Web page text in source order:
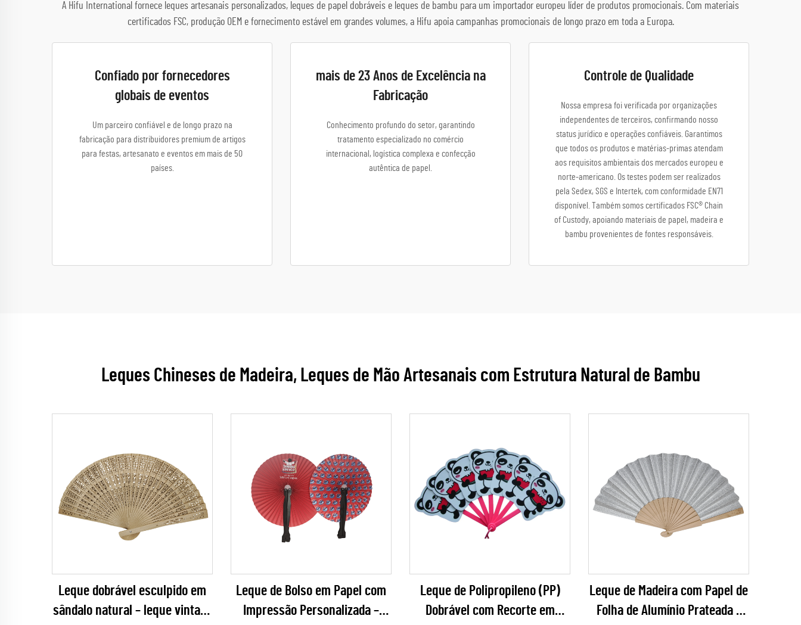
A Hifu International fornece leques artesanais personalizados, leques de papel dobráveis e leques de bambu para um importador europeu líder de produtos promocionais. Com materiais
certificados FSC, produção OEM e fornecimento estável em grandes volumes, a Hifu apoia campanhas promocionais de longo prazo em toda a Europa.
Confiado por fornecedores
globais de eventos
Um parceiro confiável e de longo prazo na
fabricação para distribuidores premium de artigos
para festas, artesanato e eventos em mais de 50
países.
mais de 23 Anos de Excelência na
Fabricação
Conhecimento profundo do setor, garantindo
tratamento especializado no comércio
internacional, logística complexa e confecção
autêntica de papel.
Controle de Qualidade
Nossa empresa foi verificada por organizações
independentes de terceiros, confirmando nosso
status jurídico e operações confiáveis. Garantimos
que todos os produtos e matérias-primas atendam
aos requisitos ambientais dos mercados europeu e
norte-americano. Os testes podem ser realizados
pela Sedex, SGS e Intertek, com conformidade EN71
disponível. Também somos certificados FSC® Chain
of Custody, apoiando materiais de papel, madeira e
bambu provenientes de fontes responsáveis.
Leques Chineses de Madeira, Leques de Mão Artesanais com Estrutura Natural de Bambu
Leque dobrável esculpido em
sândalo natural – leque vintage
Leque de Bolso em Papel com
Impressão Personalizada –
Leque de Polipropileno (PP)
Dobrável com Recorte em
Leque de Madeira com Papel de
Folha de Alumínio Prateada –